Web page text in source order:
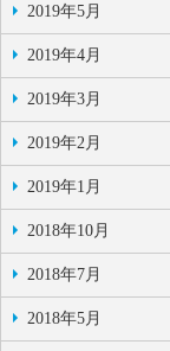
2019年5月
2019年4月
2019年3月
2019年2月
2019年1月
2018年10月
2018年7月
2018年5月